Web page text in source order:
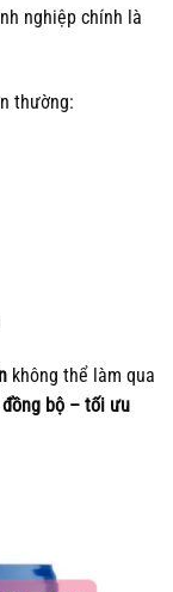
nghiệp chính là
thường:
không thể làm qua
bộ – tối ưu